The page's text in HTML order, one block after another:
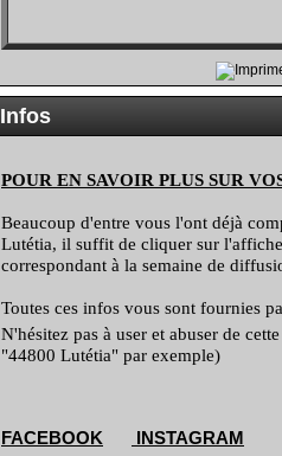
Infos
POUR EN SAVOIR PLUS SUR
Beaucoup d'entre vous l'ont déjà
Lutétia, il suffit de cliquer sur l'affiche
correspondant à la semaine de
Toutes ces infos vous sont fournies
N'hésitez pas à user et abuser de
"44800 Lutétia" par exemple)
FACEBOOK INSTAGRAM